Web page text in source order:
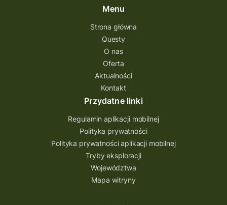
Questing Przecławski
Questing Łódzkie
questing gry terenowe
Quest Świętokrzyskie
quest na szlaku Przygody
Quest Bolestraszyce
Quest Arboretum
Przecław Quest
projekt
Partnerstwo Questingu
Park Etnograficzny w Tokarni
Park Etnograficzny
natura
mazowieckie
Menu
Strona główna
Questy
O nas
Oferta
Aktualności
Kontakt
Przydatne linki
Regulamin aplikacji mobilnej
Polityka prywatności
Polityka prywatności aplikacji mobilnej
Tryby eksploracji
Województwa
Mapa witryny